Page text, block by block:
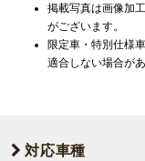
掲載写真は画像加
がございます。
限定車・特別仕様
適合しない場合があ
対応車種